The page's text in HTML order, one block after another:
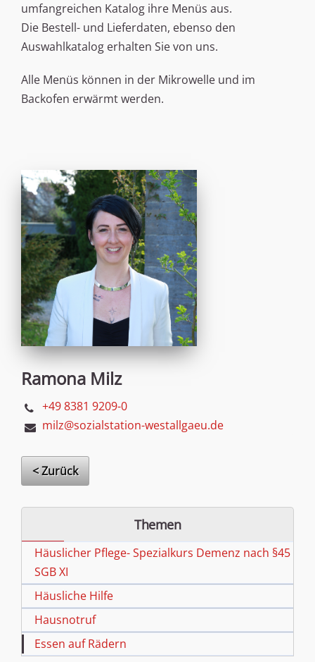
umfangreichen Katalog ihre Menüs aus.
Die Bestell- und Lieferdaten, ebenso den
Auswahlkatalog erhalten Sie von uns.
Alle Menüs können in der Mikrowelle und im
Backofen erwärmt werden.
Ramona Milz
+49 8381 9209-0
milz@sozialstation-westallgaeu.de
< Zurück
Themen
Häuslicher Pflege- Spezialkurs Demenz nach §45
SGB XI
Häusliche Hilfe
Hausnotruf
Essen auf Rädern